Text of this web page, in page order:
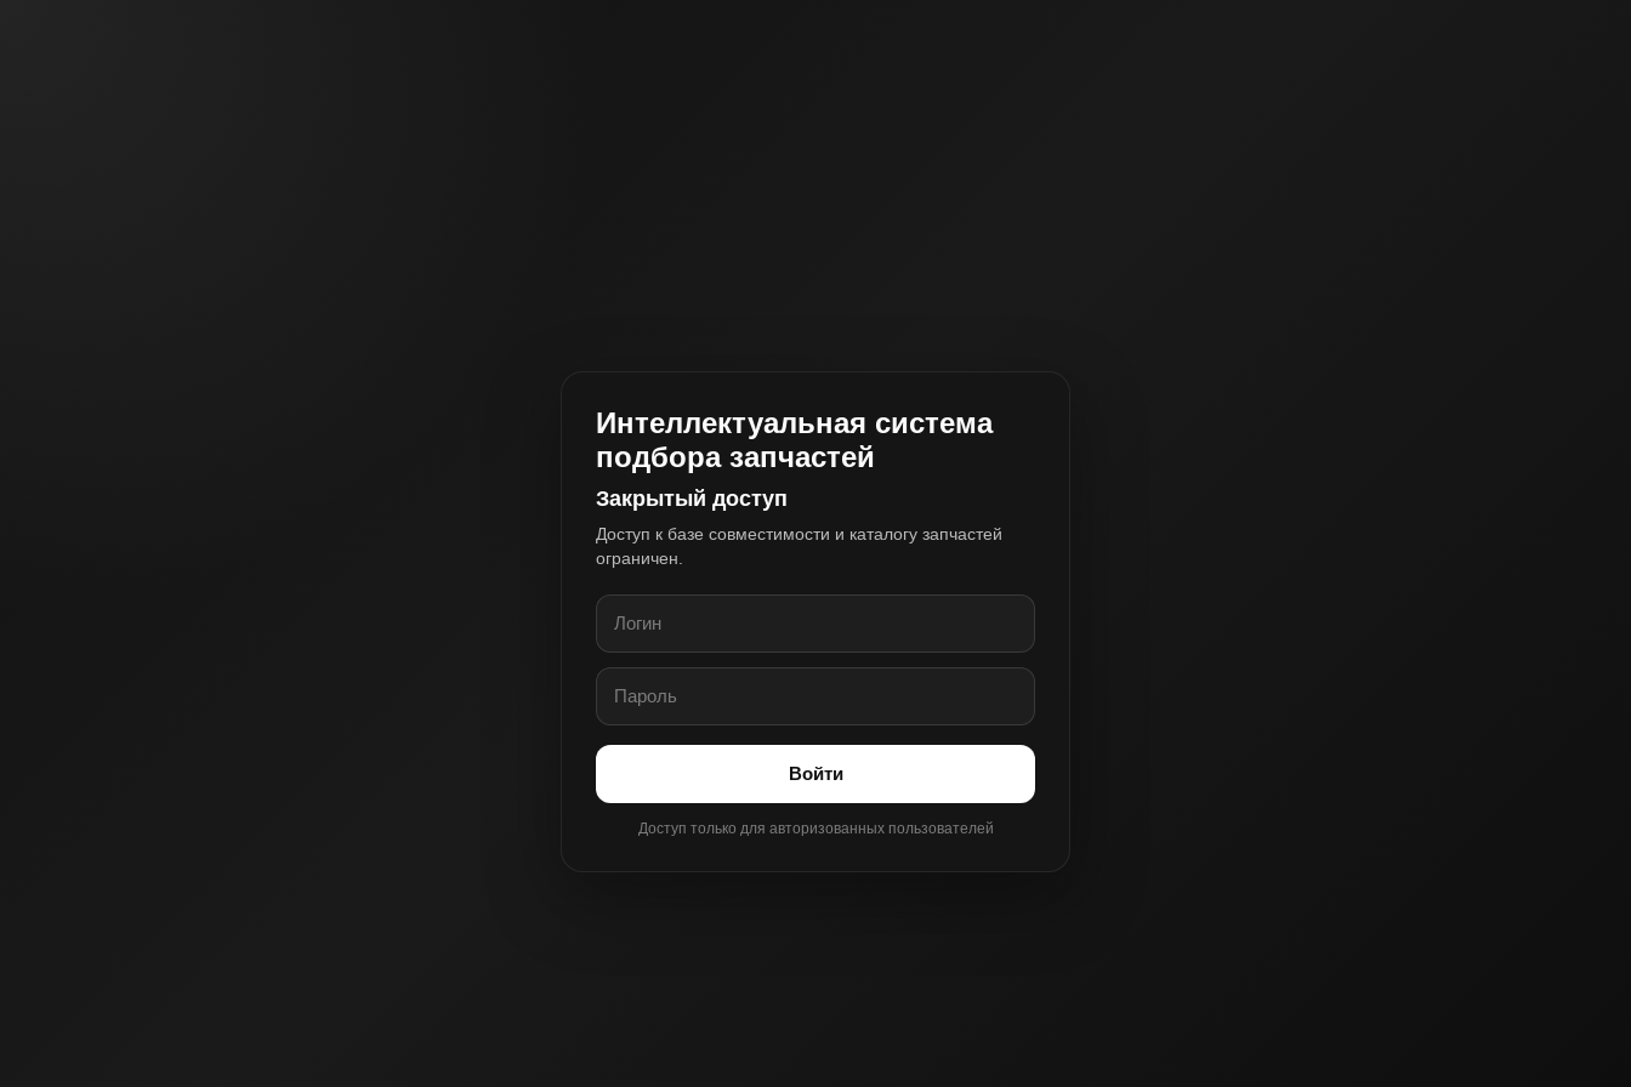
Интеллектуальная система
подбора запчастей
Закрытый доступ
Доступ к базе совместимости и каталогу запчастей
ограничен.
Войти
Доступ только для авторизованных пользователей